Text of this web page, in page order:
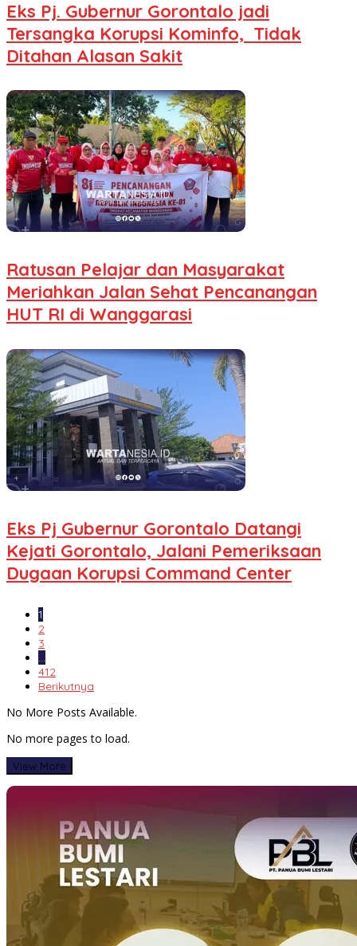
Eks Pj. Gubernur Gorontalo jadi
Tersangka Korupsi Kominfo, Tidak
Ditahan Alasan Sakit
Ratusan Pelajar dan Masyarakat
Meriahkan Jalan Sehat Pencanangan
HUT RI di Wanggarasi
Eks Pj Gubernur Gorontalo Datangi
Kejati Gorontalo, Jalani Pemeriksaan
Dugaan Korupsi Command Center
1
2
3
…
412
Berikutnya
No More Posts Available.
No more pages to load.
View More